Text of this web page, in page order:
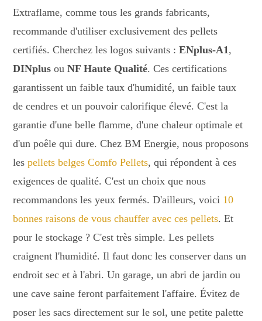
Extraflame, comme tous les grands fabricants,
recommande d'utiliser exclusivement des pellets
certifiés. Cherchez les logos suivants :ENplus-A1 ,
DINplus ouNF Haute Qualité. Ces certifications
garantissent un faible taux d'humidité, un faible taux
de cendres et un pouvoir calorifique élevé. C'est la
garantie d'une belle flamme, d'une chaleur optimale et
d'un poêle qui dure. Chez BM Energie, nous proposons
lespellets belges Comfo Pellets, qui répondent à ces
exigences de qualité. C'est un choix que nous
recommandons les yeux fermés. D'ailleurs, voici 10
bonnes raisons de vous chauffer avec ces pellets. Et
pour le stockage ? C'est très simple. Les pellets
craignent l'humidité. Il faut donc les conserver dans un
endroit sec et à l'abri. Un garage, un abri de jardin ou
une cave saine feront parfaitement l'affaire. Évitez de
poser les sacs directement sur le sol, une petite palette